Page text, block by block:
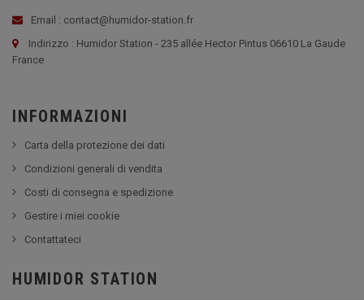
Email : contact@humidor-station.fr
Indirizzo : Humidor Station - 235 allée Hector Pintus 06610 La Gaude
France
INFORMAZIONI
Carta della protezione dei dati
Condizioni generali di vendita
Costi di consegna e spedizione
Gestire i miei cookie
Contattateci
HUMIDOR STATION